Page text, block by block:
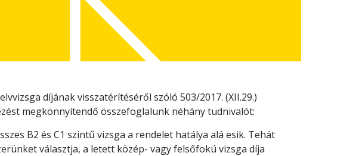
díjának visszatérítéséről szóló 503/2017. (XII.29.)
megkönnyítendő összefoglalunk néhány tudnivalót:
B2 és C1 szintű vizsga a rendelet hatálya alá esik. Tehát
választja, a letett közép- vagy felsőfokú vizsga díja